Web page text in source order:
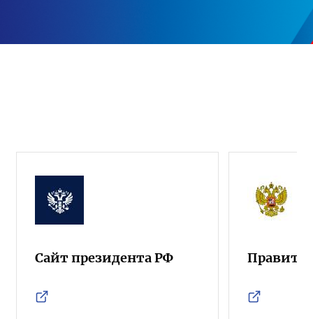
Сайт президента РФ